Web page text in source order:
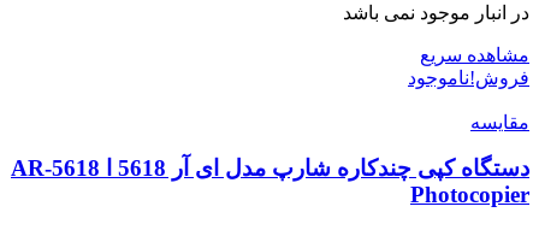
در انبار موجود نمی باشد
مشاهده سریع
فروش!ناموجود
مقایسه
دستگاه کپی چندکاره شارپ مدل ای آر 5618 ا AR-5618
Photocopier